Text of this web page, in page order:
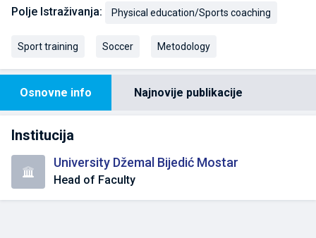
Polje Istraživanja: Physical education/Sports coaching
Sport training Soccer Metodology
Osnovne info Najnovije publikacije
Institucija
University Džemal Bijedić Mostar
Head of Faculty